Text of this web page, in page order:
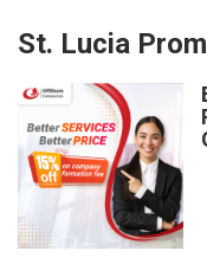
St. Lucia